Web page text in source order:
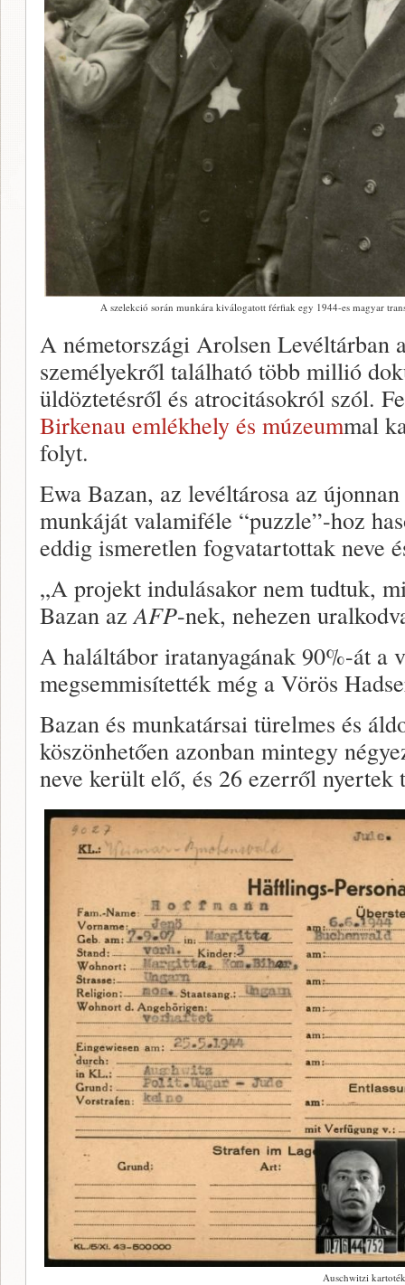
A szelekció során munkára kiválogatott férfiak egy 1944-es magyar
A németországi Arolsen Levéltárban
személyekről található több millió
üldöztetésről és atrocitásokról szól.
Birkenau emlékhely és múzeummal
folyt.
Ewa Bazan, az levéltárosa az
munkáját valamiféle “puzzle”-hoz
eddig ismeretlen fogvatartottak neve
„A projekt indulásakor nem tudtuk,
Bazan azAFP-nek, nehezen
A haláltábor iratanyagának 90%-át a
megsemmisítették még a Vörös
Bazan és munkatársai türelmes és
köszönhetően azonban mintegy
neve került elő, és 26 ezerről
Auschwitzi kartoték